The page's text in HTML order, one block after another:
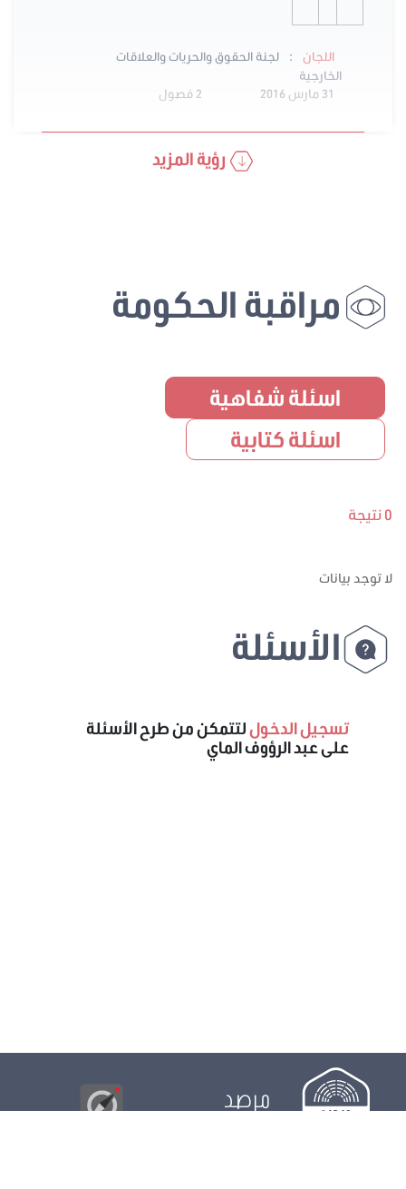
اللجان :
لجنة الحقوق والحريات والعلاقات
الخارجية
31 مارس 2016
2 فصول
رؤية المزيد
مراقبة الحكومة
اسئلة شفاهية
اسئلة كتابية
0 نتيجة
لا توجد بيانات
الأسئلة
تسجيل الدخوللتتمكن من طرح الأسئلة
على عبد الرؤوف الماي
مرصد